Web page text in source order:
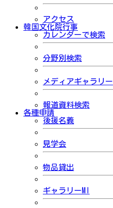
アクセス
韓国文化院行事
カレンダーで検索
分野別検索
メディアギャラリー
報道資料検索
各種申請
後援名義
見学会
物品貸出
ギャラリーMI